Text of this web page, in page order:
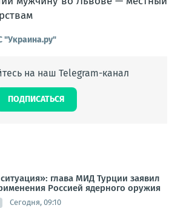
"Украина.ру"
на наш Telegram-канал
ПОДПИСАТЬСЯ
глава МИД Турции заявил
Россией ядерного оружия
Сегодня, 09:10